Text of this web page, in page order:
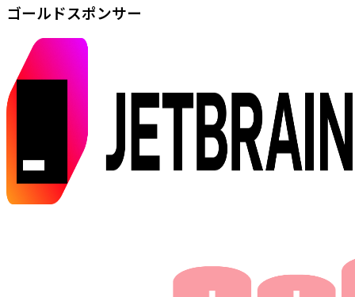
ゴールドスポンサー